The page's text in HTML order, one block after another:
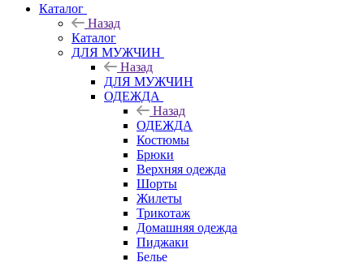
Каталог
Назад
Каталог
ДЛЯ МУЖЧИН
Назад
ДЛЯ МУЖЧИН
ОДЕЖДА
Назад
ОДЕЖДА
Костюмы
Брюки
Верхняя одежда
Шорты
Жилеты
Трикотаж
Домашняя одежда
Пиджаки
Белье